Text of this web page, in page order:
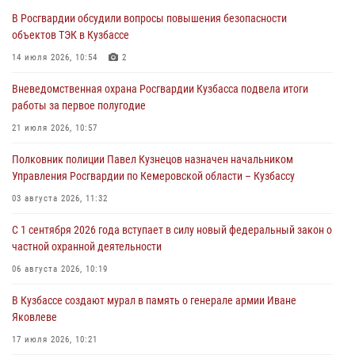
С 1 сентября 2026 года вступает в силу новый федеральный закон о
частной охранной деятельности
06 августа 2026, 10:19
Росгвардейцы задержали предполагаемого виновника причинения
ножевого ранения кемеровчанину
06 августа 2026, 09:18
Росгвардейцы задержали мужчину, повредившего имущество
горожанки
06 августа 2026, 08:17
Росгвардейцы пресекли противоправные действия и защитили
новокузнечанку от агрессивного знакомого
06 августа 2026, 07:16
В Росгвардии обсудили вопросы повышения безопасности
объектов ТЭК в Кузбассе
14 июля 2026, 10:54 2
Вневедомственная охрана Росгвардии Кузбасса подвела итоги
работы за первое полугодие
21 июля 2026, 10:57
Полковник полиции Павел Кузнецов назначен начальником
Управления Росгвардии по Кемеровской области – Кузбассу
03 августа 2026, 11:32
С 1 сентября 2026 года вступает в силу новый федеральный закон о
частной охранной деятельности
06 августа 2026, 10:19
В Кузбассе создают мурал в память о генерале армии Иване
Яковлеве
17 июля 2026, 10:21